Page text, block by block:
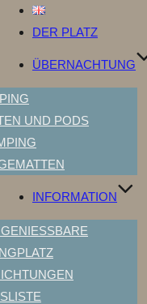
DER PLATZ
ÜBERNACHTUNG
UND PODS
INFORMATION
C